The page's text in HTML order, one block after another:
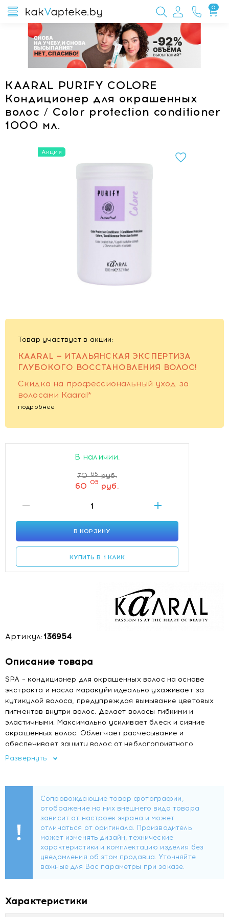
0
KAARAL PURIFY COLORE
Кондиционер для окрашенных
волос / Color protection conditioner
1000 мл.
Акция
Товар участвует в акции:
KAARAL — ИТАЛЬЯНСКАЯ ЭКСПЕРТИЗА
ГЛУБОКОГО ВОССТАНОВЛЕНИЯ ВОЛОС!
Скидка на профессиональный уход за
волосами Kaaral*
подробнее
В наличии.
70 65 руб.
60 05 руб.
В КОРЗИНУ
КУПИТЬ В 1 КЛИК
Артикул:136954
Описание товара
SPA – кондиционер для окрашенных волос на основе
экстракта и масла маракуйи идеально ухаживает за
кутикулой волоса, предупреждая вымывание цветовых
пигментов внутри волос. Делает волосы гибкими и
эластичными. Максимально усиливает блеск и сияние
окрашенных волос. Облегчает расчесывание и
обеспечивает защиту волос от неблагоприятного
воздействия окружающей среды. Обладает
Способ применения
Равномерно, по всей длине нанести кондиционер на
подсушенные, но влажные волосы. Подождать 2-3
минуты и хорошо смыть водой.
Развернуть
Характеристики